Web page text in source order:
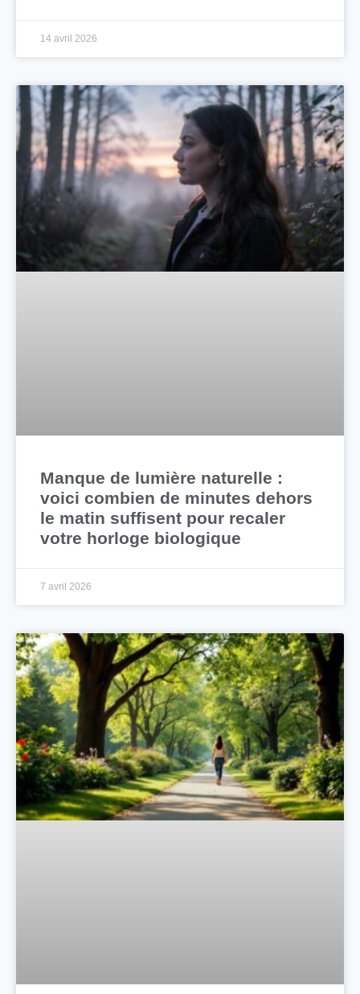
14 avril 2026
Manque de lumière naturelle :
voici combien de minutes dehors
le matin suffisent pour recaler
votre horloge biologique
7 avril 2026